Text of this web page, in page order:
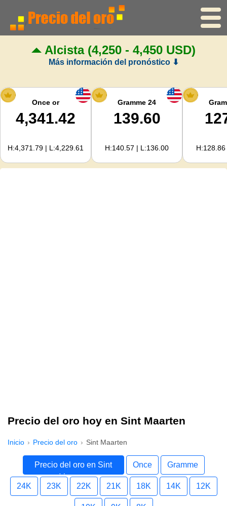
Inicio
Precio de la plata
Calculadora de oro
Para Webmasters
Alcista(4,250 - 4,450 USD)
Más información del pronóstico ⬇
Once or
4,341.42
H:4,371.79 | L:4,229.61
Gramme 24
139.60
H:140.57 | L:136.00
Precio del oro hoy en Sint Maarten
Inicio Precio del oro Sint Maarten
Precio del oro en Sint
Maarten
Once Gramme
24K 23K 22K 21K 18K 14K 12K